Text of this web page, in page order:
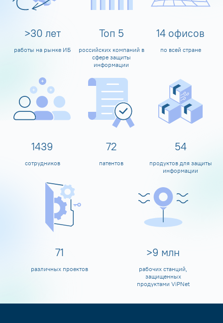
>30 лет
работы на рынке ИБ
Топ 5
российских компаний в
сфере защиты
информации
14 офисов
по всей стране
1597
сотрудников
80
патентов
60
продуктов для защиты
информации
80
различных проектов
>10 млн
рабочих станций,
защищенных
продуктами ViPNet